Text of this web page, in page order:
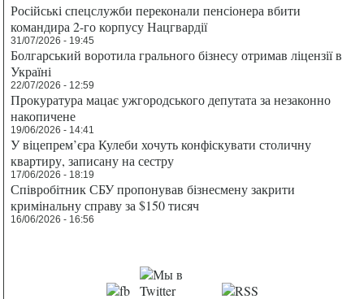
Російські спецслужби переконали пенсіонера вбити
командира 2-го корпусу Нацгвардії
31/07/2026 - 19:45
Болгарський воротила грального бізнесу отримав ліцензії в
Україні
22/07/2026 - 12:59
Прокуратура мацає ужгородського депутата за незаконно
накопичене
19/06/2026 - 14:41
У віцепрем’єра Кулеби хочуть конфіскувати столичну
квартиру, записану на сестру
17/06/2026 - 18:19
Співробітник СБУ пропонував бізнесмену закрити
кримінальну справу за $150 тисяч
16/06/2026 - 16:56